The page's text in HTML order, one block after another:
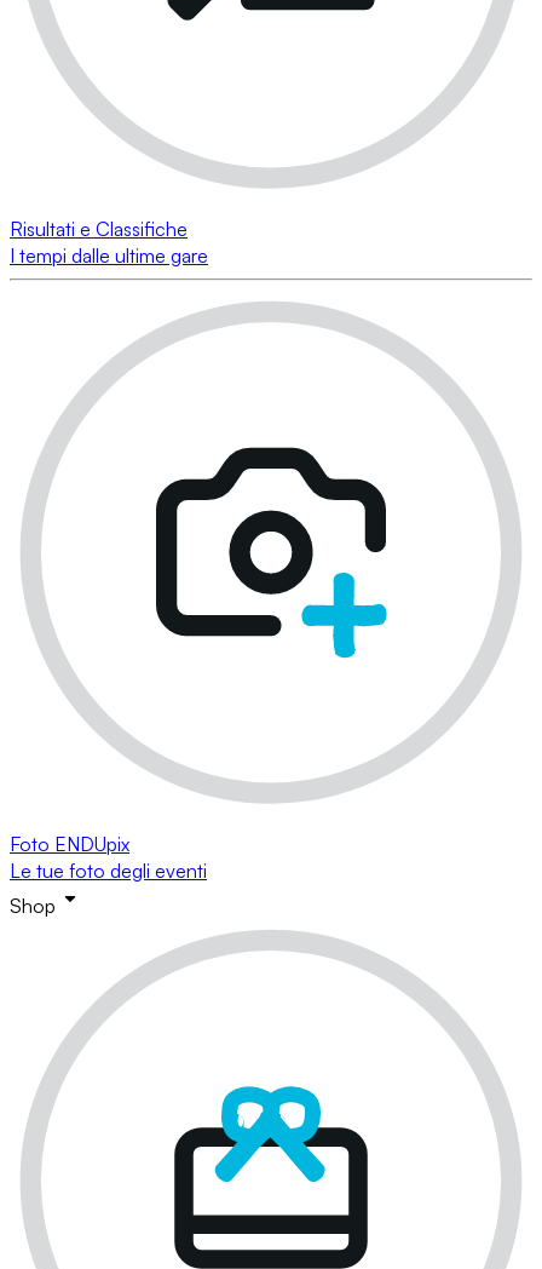
Risultati e Classifiche
I tempi dalle ultime gare
Foto ENDUpix
Le tue foto degli eventi
Shop